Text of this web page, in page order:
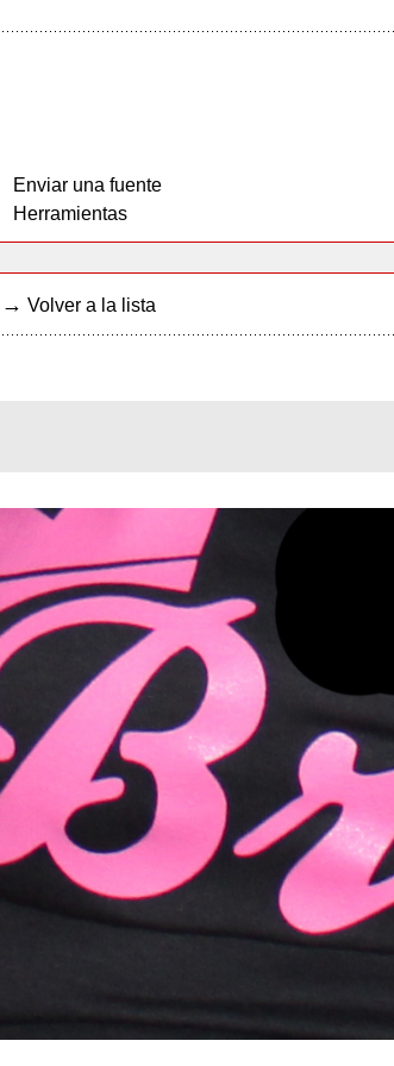
Enviar una fuente
Herramientas
→ Volver a la lista